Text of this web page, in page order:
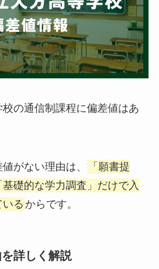
の通信制課程に偏差値はあ
がない理由は、 「願書提
礎的な学力調査」だけで入
いるからです。
詳しく解説